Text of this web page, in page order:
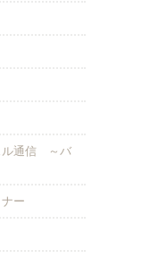
ル通信 ～バ
ー